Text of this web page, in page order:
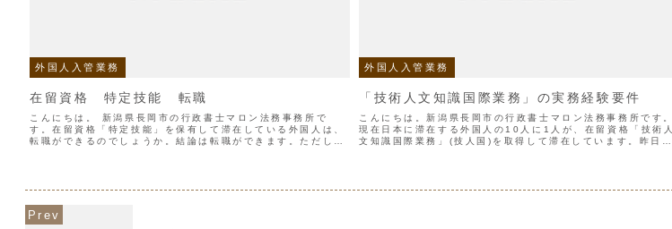
外国人入管業務
在留資格 特定技能 転職
こんにちは。 新潟県長岡市の行政書士マロン法務事務所で
す。在留資格「特定技能」を保有して滞在している外国人は、
転職ができるのでしょうか。結論は転職ができます。ただし、
外国人入管業務
「技術人文知識国際業務」の実務経験要件
こんにちは。新潟県長岡市の行政書士マロン法務事務所です。
現在日本に滞在する外国人の10人に1人が、在留資格「技術人
文知識国際業務」(技人国)を取得して滞在しています。昨日は